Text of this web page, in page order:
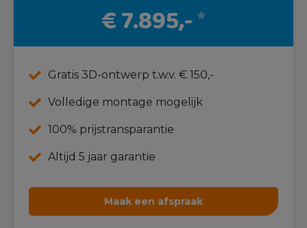
€ 7.895,-*
Gratis 3D-ontwerp t.w.v. € 150,-
Volledige montage mogelijk
100% prijstransparantie
Altijd 5 jaar garantie
Maak een afspraak